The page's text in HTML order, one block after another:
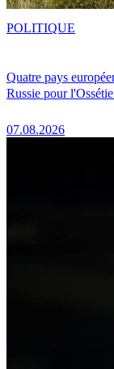
Quatre pays
Russie pour
07.08.2026
POLITIQUE